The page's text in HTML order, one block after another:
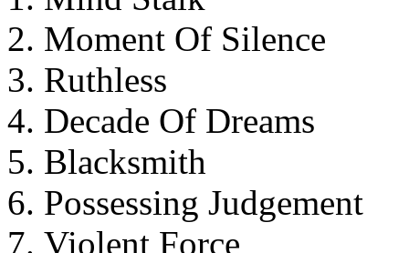
Moment Of Silence
Ruthless
Decade Of Dreams
Blacksmith
Possessing Judgement
Violent Force